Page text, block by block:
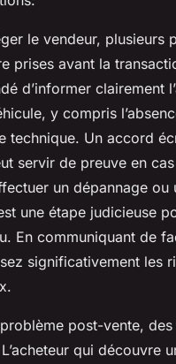
le vendeur, plusieurs
prises avant la
d’informer clairement
y compris
technique. Un accord
servir de preuve en
un dépannage ou
une étape judicieuse
En communiquant de
significativement les
post-vente,
qui découvre